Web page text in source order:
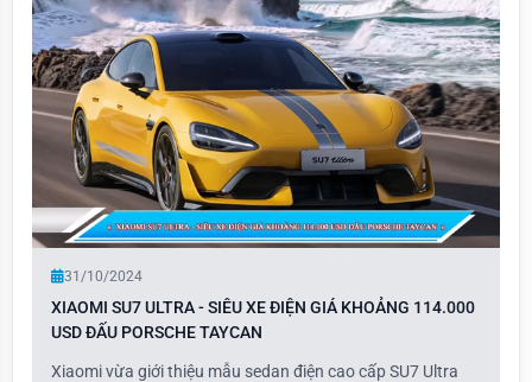
31/10/2024
XIAOMI SU7 ULTRA - SIÊU XE ĐIỆN GIÁ KHOẢNG 114.000
USD ĐẤU PORSCHE TAYCAN
Xiaomi vừa giới thiệu mẫu sedan điện cao cấp SU7 Ultra